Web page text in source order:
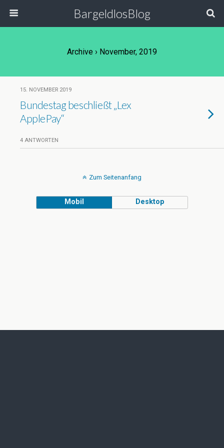
BargeldlosBlog
Archive › November, 2019
15. NOVEMBER 2019
Bundestag beschließt „Lex
ApplePay“
4 ANTWORTEN
Zum Seitenanfang
Mobil Desktop